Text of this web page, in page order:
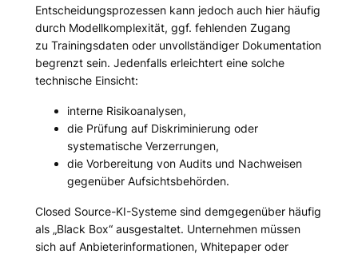
Entscheidungsprozessen kann jedoch auch hier häufig
durch Modellkomplexität, ggf. fehlenden Zugang
zu Trainingsdaten oder unvollständiger Dokumentation
begrenzt sein. Jedenfalls erleichtert eine solche
technische Einsicht:
interne Risikoanalysen,
die Prüfung auf Diskriminierung oder
systematische Verzerrungen,
die Vorbereitung von Audits und Nachweisen
gegenüber Aufsichtsbehörden.
Closed Source-KI-Systeme sind demgegenüber häufig
als „Black Box“ ausgestaltet. Unternehmen müssen
sich auf Anbieterinformationen, Whitepaper oder